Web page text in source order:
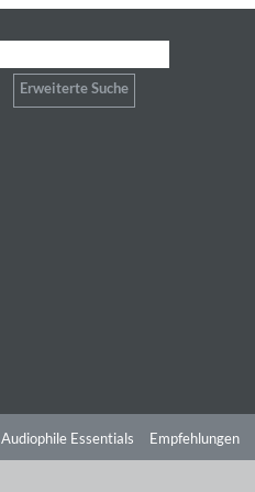
Erweiterte Suche
Audiophile Essentials Empfehlungen